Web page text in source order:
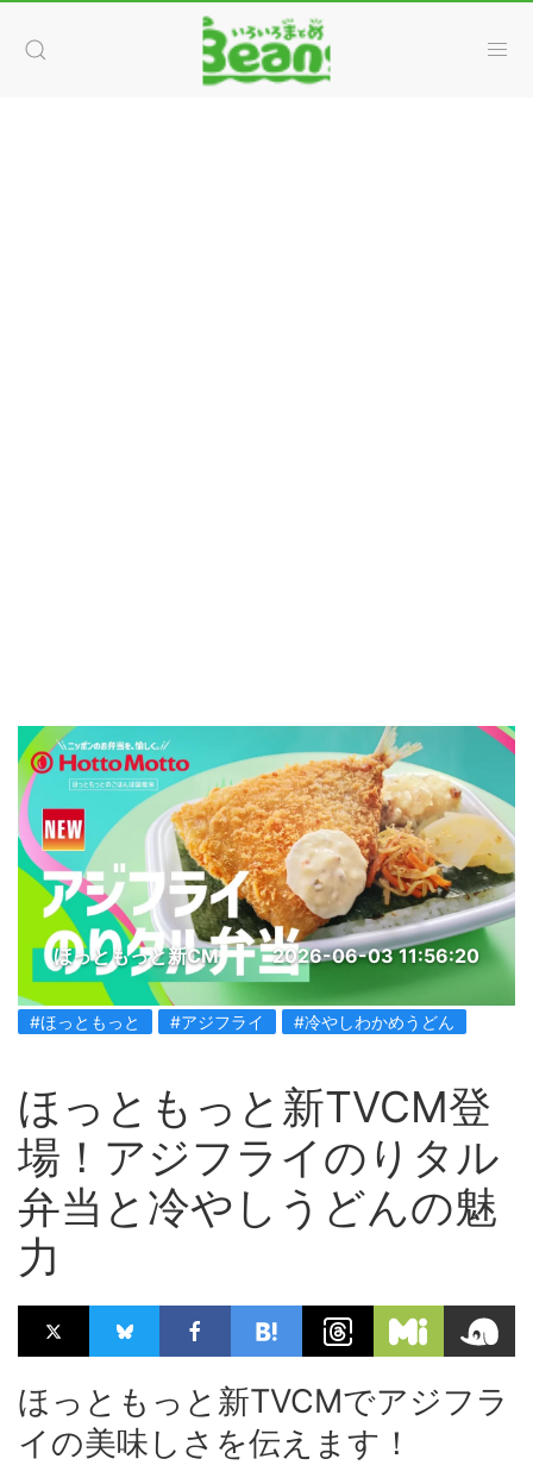
ほっともっと新CM 2026-06-03 11:56:20
#ほっともっと #アジフライ #冷やしわかめうどん
ほっともっと新TVCM登
場！アジフライのりタル
弁当と冷やしうどんの魅
力
ほっともっと新TVCMでアジフラ
イの美味しさを伝えます！